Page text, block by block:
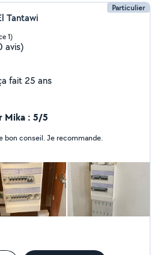
Particulier
Tantawi
1)
avis)
fait 25 ans
Mika : 5/5
bon conseil. Je recommande.